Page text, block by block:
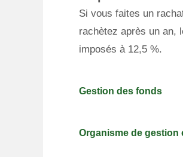
Si vous faites un
rachètez après un an,
imposés à 12,5 %.
Gestion des fonds
Organisme de